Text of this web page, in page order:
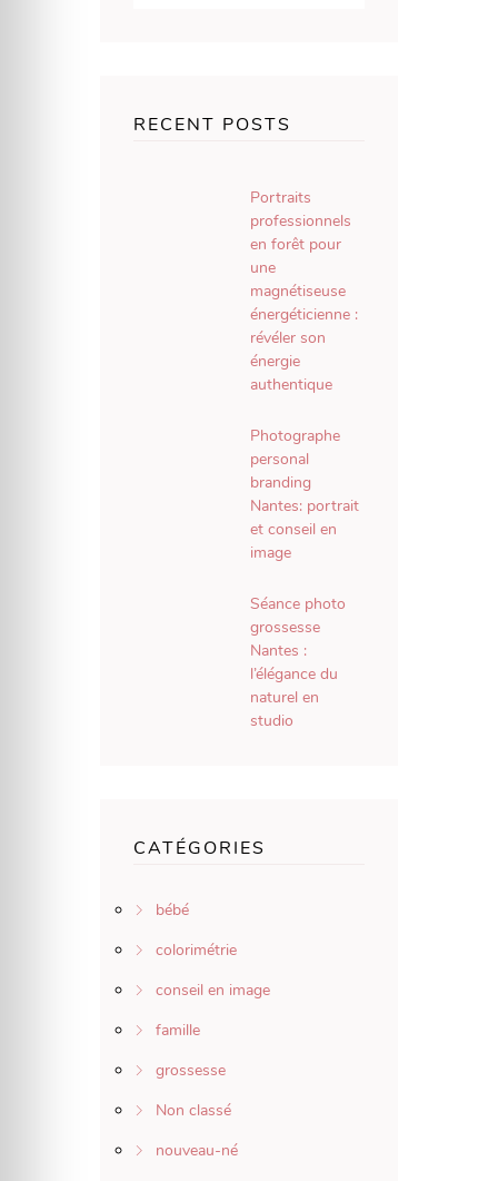
RECENT POSTS
Portraits
professionnels
en forêt pour
une
magnétiseuse
énergéticienne :
révéler son
énergie
authentique
Photographe
personal
branding
Nantes: portrait
et conseil en
image
Séance photo
grossesse
Nantes :
l’élégance du
naturel en
studio
CATÉGORIES
bébé
colorimétrie
conseil en image
famille
grossesse
Non classé
nouveau-né